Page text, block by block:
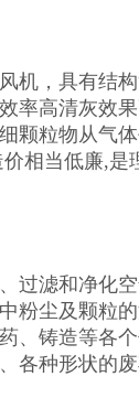
机，具有结构
率高清灰效
颗粒物从气
相当低廉,是
过滤和净化
粉尘及颗粒
、铸造等各
各种形状的